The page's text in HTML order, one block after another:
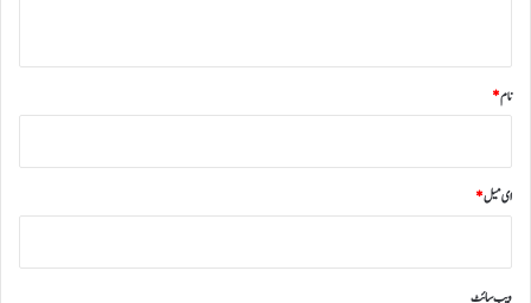
نام*
ای میل*
ویب‌ سائٹ